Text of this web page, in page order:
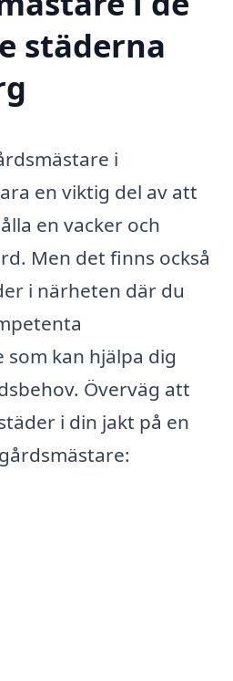
städerna
i
en viktig del av att
en vacker och
Men det finns också
i närheten där du
kan hjälpa dig
Överväg att
i din jakt på en